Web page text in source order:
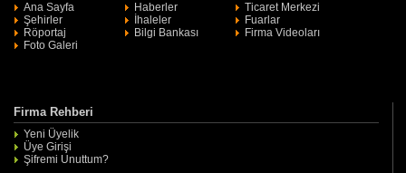
Ana Sayfa Haberler
Ticaret Merkezi
Şehirler
İhaleler
Fuarlar
Röportaj
Bilgi Bankası
Firma Videoları
Foto Galeri
Firma Rehberi
Yeni Üyelik
Üye Girişi
Şifremi Unuttum?